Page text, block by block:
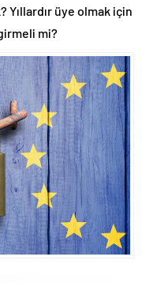
Yıllardır üye olmak için
mi?